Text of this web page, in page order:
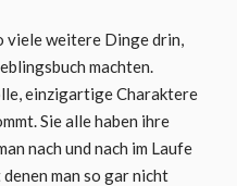
viele weitere Dinge drin,
machten.
einzigartige Charaktere
Sie alle haben ihre
nach und nach im Laufe
man so gar nicht